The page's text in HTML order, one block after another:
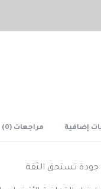
إضافية مراجعات (0)
تستحق الثقة